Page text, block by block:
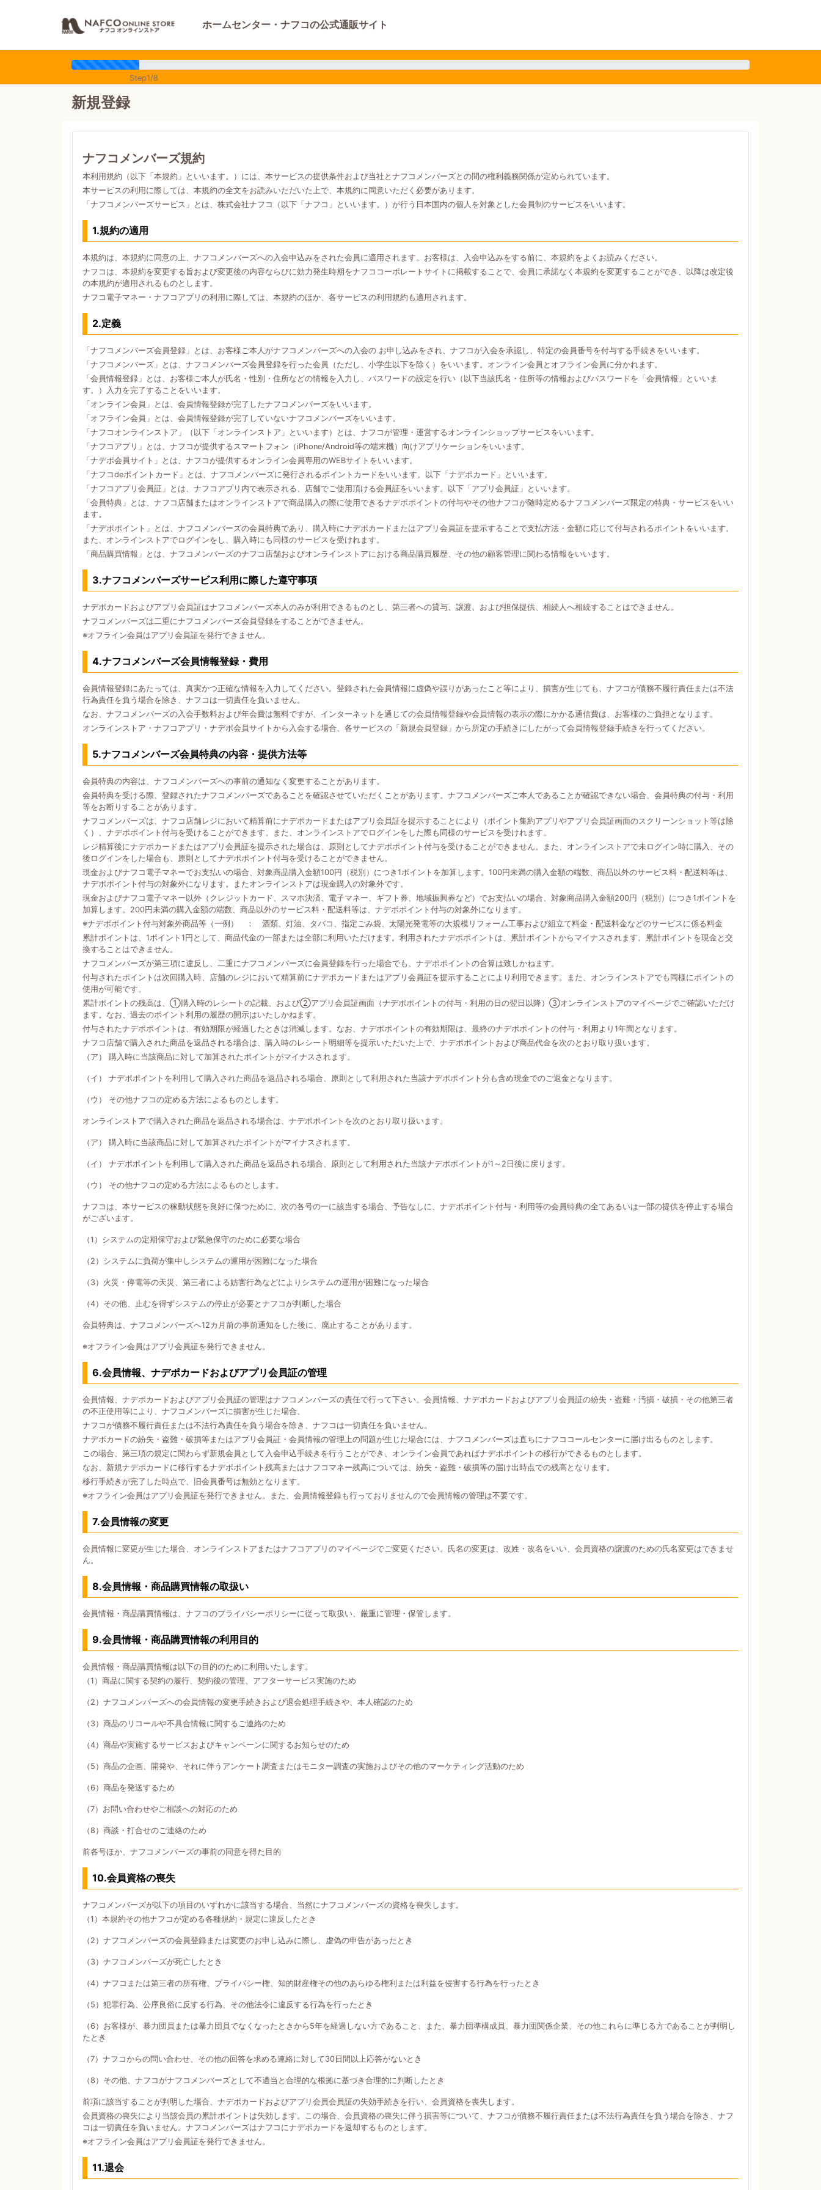
ホームセンター・ナフコの公式通販サイト
Step1/8
新規登録
ナフコメンバーズ規約
本利用規約（以下「本規約」といいます。）には、本サービスの提供条件および当社とナフコメンバーズとの間の権利義務関係が定められています。
本サービスの利用に際しては、本規約の全文をお読みいただいた上で、本規約に同意いただく必要があります。
「ナフコメンバーズサービス」とは、株式会社ナフコ（以下「ナフコ」といいます。）が行う日本国内の個人を対象とした会員制のサービスをいいます。
1.規約の適用
本規約は、本規約に同意の上、ナフコメンバーズへの入会申込みをされた会員に適用されます。お客様は、入会申込みをする前に、本規約をよくお読みください。
ナフコは、本規約を変更する旨および変更後の内容ならびに効力発生時期をナフココーポレートサイトに掲載することで、会員に承諾なく本規約を変更することができ、以降は改定後
の本規約が適用されるものとします。
ナフコ電子マネー・ナフコアプリの利用に際しては、本規約のほか、各サービスの利用規約も適用されます。
2.定義
「ナフコメンバーズ会員登録」とは、お客様ご本人がナフコメンバーズへの入会の お申し込みをされ、ナフコが入会を承認し、特定の会員番号を付与する手続きをいいます。
「ナフコメンバーズ」とは、ナフコメンバーズ会員登録を行った会員（ただし、小学生以下を除く）をいいます。オンライン会員とオフライン会員に分かれます。
「会員情報登録」とは、お客様ご本人が氏名・性別・住所などの情報を入力し、パスワードの設定を行い（以下当該氏名・住所等の情報およびパスワードを「会員情報」といいま
す。）入力を完了することをいいます。
「オンライン会員」とは、会員情報登録が完了したナフコメンバーズをいいます。
「オフライン会員」とは、会員情報登録が完了していないナフコメンバーズをいいます。
「ナフコオンラインストア」（以下「オンラインストア」といいます）とは、ナフコが管理・運営するオンラインショップサービスをいいます。
「ナフコアプリ」とは、ナフコが提供するスマートフォン（iPhone/Android等の端末機）向けアプリケーションをいいます。
「ナデポ会員サイト」とは、ナフコが提供するオンライン会員専用のWEBサイトをいいます。
「ナフコdeポイントカード」とは、ナフコメンバーズに発行されるポイントカードをいいます。以下「ナデポカード」といいます。
「ナフコアプリ会員証」とは、ナフコアプリ内で表示される、店舗でご使用頂ける会員証をいいます。以下「アプリ会員証」といいます。
「会員特典」とは、ナフコ店舗またはオンラインストアで商品購入の際に使用できるナデポポイントの付与やその他ナフコが随時定めるナフコメンバーズ限定の特典・サービスをいい
ます。
「ナデポポイント」とは、ナフコメンバーズの会員特典であり、購入時にナデポカードまたはアプリ会員証を提示することで支払方法・金額に応じて付与されるポイントをいいます。
また、オンラインストアでログインをし、購入時にも同様のサービスを受けれます。
「商品購買情報」とは、ナフコメンバーズのナフコ店舗およびオンラインストアにおける商品購買履歴、その他の顧客管理に関わる情報をいいます。
3.ナフコメンバーズサービス利用に際した遵守事項
ナデポカードおよびアプリ会員証はナフコメンバーズ本人のみが利用できるものとし、第三者への貸与、譲渡、および担保提供、相続人へ相続することはできません。
ナフコメンバーズは二重にナフコメンバーズ会員登録をすることができません。
※オフライン会員はアプリ会員証を発行できません。
4.ナフコメンバーズ会員情報登録・費用
会員情報登録にあたっては、真実かつ正確な情報を入力してください。登録された会員情報に虚偽や誤りがあったこと等により、損害が生じても、ナフコが債務不履行責任または不法
行為責任を負う場合を除き、ナフコは一切責任を負いません。
なお、ナフコメンバーズの入会手数料および年会費は無料ですが、インターネットを通じての会員情報登録や会員情報の表示の際にかかる通信費は、お客様のご負担となります。
オンラインストア・ナフコアプリ・ナデポ会員サイトから入会する場合、各サービスの「新規会員登録」から所定の手続きにしたがって会員情報登録手続きを行ってください。
5.ナフコメンバーズ会員特典の内容・提供方法等
会員特典の内容は、ナフコメンバーズへの事前の通知なく変更することがあります。
会員特典を受ける際、登録されたナフコメンバーズであることを確認させていただくことがあります。ナフコメンバーズご本人であることが確認できない場合、会員特典の付与・利用
等をお断りすることがあります。
ナフコメンバーズは、ナフコ店舗レジにおいて精算前にナデポカードまたはアプリ会員証を提示することにより（ポイント集約アプリやアプリ会員証画面のスクリーンショット等は除
く）、ナデポポイント付与を受けることができます。また、オンラインストアでログインをした際も同様のサービスを受けれます。
レジ精算後にナデポカードまたはアプリ会員証を提示された場合は、原則としてナデポポイント付与を受けることができません。また、オンラインストアで未ログイン時に購入、その
後ログインをした場合も、原則としてナデポポイント付与を受けることができません。
現金およびナフコ電子マネーでお支払いの場合、対象商品購入金額100円（税別）につき1ポイントを加算します。100円未満の購入金額の端数、商品以外のサービス料・配送料等は、
ナデポポイント付与の対象外になります。またオンラインストアは現金購入の対象外です。
現金およびナフコ電子マネー以外（クレジットカード、スマホ決済、電子マネー、ギフト券、地域振興券など）でお支払いの場合、対象商品購入金額200円（税別）につき1ポイントを
加算します。200円未満の購入金額の端数、商品以外のサービス料・配送料等は、ナデポポイント付与の対象外になります。
※ナデポポイント付与対象外商品等（一例） ： 酒類、灯油、タバコ、指定ごみ袋、太陽光発電等の大規模リフォーム工事および組立て料金・配送料金などのサービスに係る料金
累計ポイントは、1ポイント1円として、商品代金の一部または全部に利用いただけます。利用されたナデポポイントは、累計ポイントからマイナスされます。累計ポイントを現金と交
換することはできません。
ナフコメンバーズが第三項に違反し、二重にナフコメンバーズに会員登録を行った場合でも、ナデポポイントの合算は致しかねます。
付与されたポイントは次回購入時、店舗のレジにおいて精算前にナデポカードまたはアプリ会員証を提示することにより利用できます。また、オンラインストアでも同様にポイントの
使用が可能です。
累計ポイントの残高は、①購入時のレシートの記載、および②アプリ会員証画面（ナデポポイントの付与・利用の日の翌日以降）③オンラインストアのマイページでご確認いただけ
ます。なお、過去のポイント利用の履歴の開示はいたしかねます。
付与されたナデポポイントは、有効期限が経過したときは消滅します。なお、ナデポポイントの有効期限は、最終のナデポポイントの付与・利用より1年間となります。
ナフコ店舗で購入された商品を返品される場合は、購入時のレシート明細等を提示いただいた上で、ナデポポイントおよび商品代金を次のとおり取り扱います。
（ア） 購入時に当該商品に対して加算されたポイントがマイナスされます。
（イ） ナデポポイントを利用して購入された商品を返品される場合、原則として利用された当該ナデポポイント分も含め現金でのご返金となります。
（ウ） その他ナフコの定める方法によるものとします。
オンラインストアで購入された商品を返品される場合は、ナデポポイントを次のとおり取り扱います。
（ア） 購入時に当該商品に対して加算されたポイントがマイナスされます。
（イ） ナデポポイントを利用して購入された商品を返品される場合、原則として利用された当該ナデポポイントが1～2日後に戻ります。
（ウ） その他ナフコの定める方法によるものとします。
ナフコは、本サービスの稼動状態を良好に保つために、次の各号の一に該当する場合、予告なしに、ナデポポイント付与・利用等の会員特典の全てあるいは一部の提供を停止する場合
がございます。
（1）システムの定期保守および緊急保守のために必要な場合
（2）システムに負荷が集中しシステムの運用が困難になった場合
（3）火災・停電等の天災、第三者による妨害行為などによりシステムの運用が困難になった場合
（4）その他、止むを得ずシステムの停止が必要とナフコが判断した場合
会員特典は、ナフコメンバーズへ12カ月前の事前通知をした後に、廃止することがあります。
※オフライン会員はアプリ会員証を発行できません。
6.会員情報、ナデポカードおよびアプリ会員証の管理
会員情報、ナデポカードおよびアプリ会員証の管理はナフコメンバーズの責任で行って下さい。会員情報、ナデポカードおよびアプリ会員証の紛失・盗難・汚損・破損・その他第三者
の不正使用等により、ナフコメンバーズに損害が生じた場合、
ナフコが債務不履行責任または不法行為責任を負う場合を除き、ナフコは一切責任を負いません。
ナデポカードの紛失・盗難・破損等またはアプリ会員証・会員情報の管理上の問題が生じた場合には、ナフコメンバーズは直ちにナフココールセンターに届け出るものとします。
この場合、第三項の規定に関わらず新規会員として入会申込手続きを行うことができ、オンライン会員であればナデポポイントの移行ができるものとします。
なお、新規ナデポカードに移行するナデポポイント残高またはナフコマネー残高については、紛失・盗難・破損等の届け出時点での残高となります。
移行手続きが完了した時点で、旧会員番号は無効となります。
※オフライン会員はアプリ会員証を発行できません。また、会員情報登録も行っておりませんので会員情報の管理は不要です。
7.会員情報の変更
会員情報に変更が生じた場合、オンラインストアまたはナフコアプリのマイページでご変更ください。氏名の変更は、改姓・改名をいい、会員資格の譲渡のための氏名変更はできませ
ん。
8.会員情報・商品購買情報の取扱い
会員情報・商品購買情報は、ナフコのプライバシーポリシーに従って取扱い、厳重に管理・保管します。
9.会員情報・商品購買情報の利用目的
会員情報・商品購買情報は以下の目的のために利用いたします。
（1）商品に関する契約の履行、契約後の管理、アフターサービス実施のため
（2）ナフコメンバーズへの会員情報の変更手続きおよび退会処理手続きや、本人確認のため
（3）商品のリコールや不具合情報に関するご連絡のため
（4）商品や実施するサービスおよびキャンペーンに関するお知らせのため
（5）商品の企画、開発や、それに伴うアンケート調査またはモニター調査の実施およびその他のマーケティング活動のため
（6）商品を発送するため
（7）お問い合わせやご相談への対応のため
（8）商談・打合せのご連絡のため
前各号ほか、ナフコメンバーズの事前の同意を得た目的
10.会員資格の喪失
ナフコメンバーズが以下の項目のいずれかに該当する場合、当然にナフコメンバーズの資格を喪失します。
（1）本規約その他ナフコが定める各種規約・規定に違反したとき
（2）ナフコメンバーズの会員登録または変更のお申し込みに際し、虚偽の申告があったとき
（3）ナフコメンバーズが死亡したとき
（4）ナフコまたは第三者の所有権、プライバシー権、知的財産権その他のあらゆる権利または利益を侵害する行為を行ったとき
（5）犯罪行為、公序良俗に反する行為、その他法令に違反する行為を行ったとき
（6）お客様が、暴力団員または暴力団員でなくなったときから5年を経過しない方であること、また、暴力団準構成員、暴力団関係企業、その他これらに準じる方であることが判明し
たとき
（7）ナフコからの問い合わせ、その他の回答を求める連絡に対して30日間以上応答がないとき
（8）その他、ナフコがナフコメンバーズとして不適当と合理的な根拠に基づき合理的に判断したとき
前項に該当することが判明した場合、ナデポカードおよびアプリ会員会員証の失効手続きを行い、会員資格を喪失します。
会員資格の喪失により当該会員の累計ポイントは失効します。この場合、会員資格の喪失に伴う損害等について、ナフコが債務不履行責任または不法行為責任を負う場合を除き、ナフ
コは一切責任を負いません。ナフコメンバーズはナフコにナデポカードを返却するものとします。
※オフライン会員はアプリ会員証を発行できません。
11.退会